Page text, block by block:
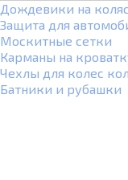
Дождевики на
Защита для
Москитные сетки
Карманы на
Чехлы для колес
Батники и рубашки